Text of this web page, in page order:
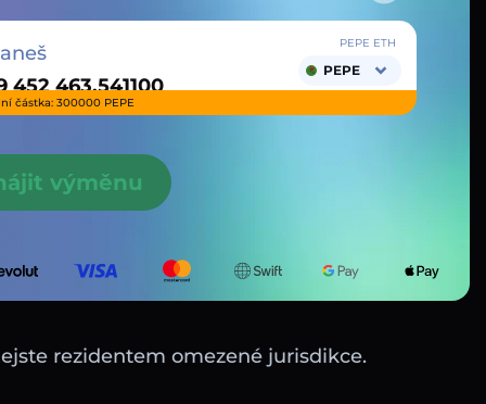
PEPE ETH
PEPE
částka: 300000 PEPE
výměnu
rezidentem omezené jurisdikce.